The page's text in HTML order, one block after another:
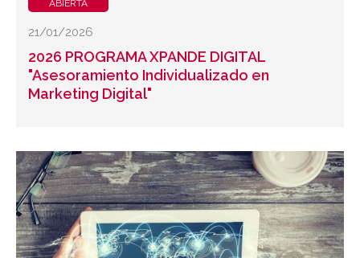
ABIERTA
21/01/2026
2026 PROGRAMA XPANDE DIGITAL
"Asesoramiento Individualizado en
Marketing Digital"